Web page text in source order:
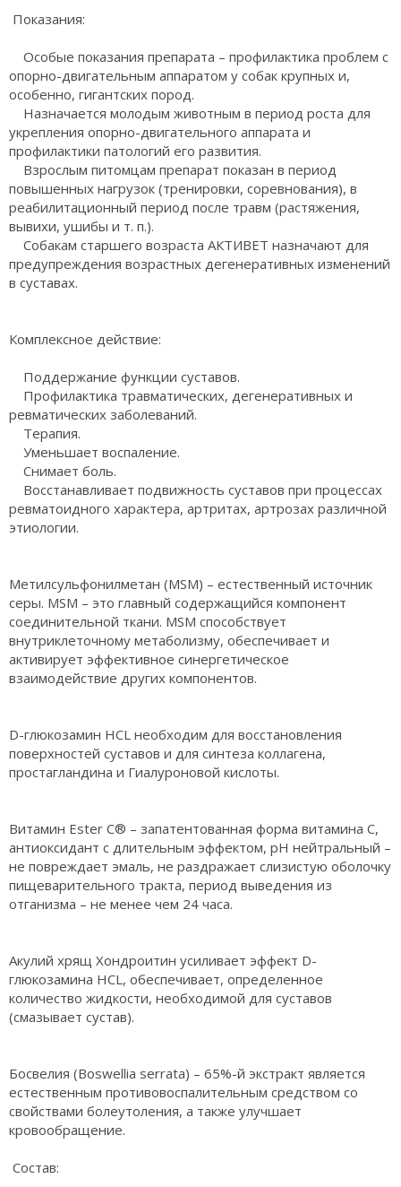
Показания:
Особые показания препарата – профилактика проблем с
опорно-двигательным аппаратом у собак крупных и,
особенно, гигантских пород.
Назначается молодым животным в период роста для
укрепления опорно-двигательного аппарата и
профилактики патологий его развития.
Взрослым питомцам препарат показан в период
повышенных нагрузок (тренировки, соревнования), в
реабилитационный период после травм (растяжения,
вывихи, ушибы и т. п.).
Собакам старшего возраста АКТИВЕТ назначают для
предупреждения возрастных дегенеративных изменений
в суставах.
Комплексное действие:
Поддержание функции суставов.
Профилактика травматических, дегенеративных и
ревматических заболеваний.
Терапия.
Уменьшает воспаление.
Снимает боль.
Восстанавливает подвижность суставов при процессах
ревматоидного характера, артритах, артрозах различной
этиологии.
Метилсульфонилметан (MSM) – естественный источник
серы. MSM – это главный содержащийся компонент
соединительной ткани. MSM способствует
внутриклеточному метаболизму, обеспечивает и
активирует эффективное синергетическое
взаимодействие других компонентов.
D-глюкозамин HCL необходим для восстановления
поверхностей суставов и для синтеза коллагена,
простагландина и Гиалуроновой кислоты.
Витамин Ester C® – запатентованная форма витамина C,
антиоксидант с длительным эффектом, pH нейтральный –
не повреждает эмаль, не раздражает слизистую оболочку
пищеварительного тракта, период выведения из
отганизма – не менее чем 24 часа.
Акулий хрящ Хондроитин усиливает эффект D-
глюкозамина HCL, обеспечивает, определенное
количество жидкости, необходимой для суставов
(смазывает сустав).
Босвелия (Boswellia serrata) – 65%-й экстракт является
естественным противовоспалительным средством со
свойствами болеутоления, а также улучшает
кровообращение.
Состав: